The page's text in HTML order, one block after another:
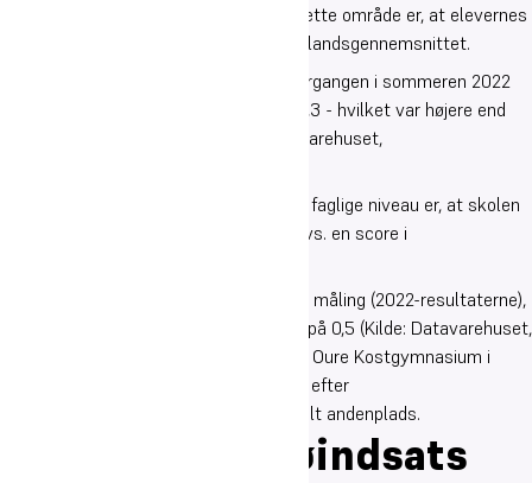
Det ene af Oure Gymnasiums mål på dette område er, at elevernes
karakterniveau hvert år skal ligge over landsgennemsnittet.
Dette mål blev indfriet, idet studenterårgangen i sommeren 2022
opnåede et eksamensgennemsnit på 8,3 - hvilket var højere end
landsgennemsnittet på 7,7 (Kilde: Datavarehuset,
Det andet - og vigtigste - mål vedr. det faglige niveau er, at skolen
gerne skal have en positiv løfteevne (dvs. en score i
Dette opnåede vi til fulde i den aktuelle måling (2022-resultaterne),
idet den socioøkonomiske reference lå på 0,5 (Kilde: Datavarehuset,
). Faktisk ligger Oure Kostgymnasium i
CEPOS’ rangering af landets gymnasier efter
løfteevne/undervisningseffekt på en delt andenplads.
Klima- og miljøindsats